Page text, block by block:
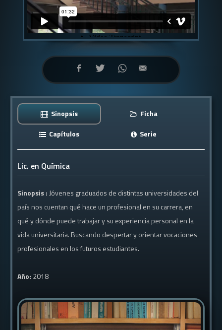
Sinopsis
Ficha
Capítulos
Serie
Lic. en Química
Sinopsis : Jóvenes graduados de distintas universidades del
país nos cuentan qué hace un profesional en su carrera, en
qué y dónde puede trabajar y su experiencia personal en la
vida universitaria. Buscando despertar y orientar vocaciones
profesionales en los futuros estudiantes.
Año: 2018